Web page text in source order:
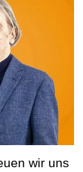
wir uns